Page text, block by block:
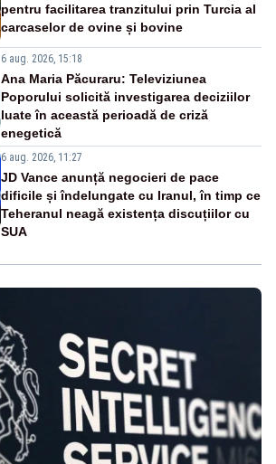
pentru facilitarea tranzitului prin Turcia al
carcaselor de ovine și bovine
6 aug. 2026, 15:18
Ana Maria Păcuraru: Televiziunea
Poporului solicită investigarea deciziilor
luate în această perioadă de criză
enegetică
6 aug. 2026, 11:27
JD Vance anunță negocieri de pace
dificile și îndelungate cu Iranul, în timp ce
Teheranul neagă existența discuțiilor cu
SUA